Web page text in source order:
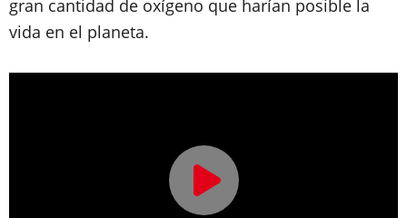
gran cantidad de oxígeno que harían posible la
vida en el planeta.